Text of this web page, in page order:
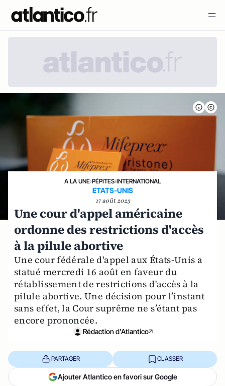
A LA UNE›PÉPITES›INTERNATIONAL
ETATS-UNIS
17 août 2023
Une cour d'appel américaine
ordonne des restrictions d'accès
à la pilule abortive
Une cour fédérale d'appel aux États-Unis a
statué mercredi 16 août en faveur du
rétablissement de restrictions d'accès à la
pilule abortive. Une décision pour l’instant
sans effet, la Cour suprême ne s’étant pas
encore prononcée.
Rédaction d'Atlantico
PARTAGER CLASSER
Ajouter Atlantico en favori sur Google